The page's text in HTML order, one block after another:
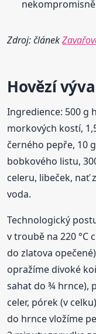
Zdroj: článek
Hovězí
Ingredience: 500 g
morkových kostí,
černého pepře, 10
bobkového listu,
celeru, libeček, nať
voda.
Technologický
v troubě na 220 °C
do zlatova
opražíme divoké
sahat do ¾ hrnce),
celer, pórek (v
do hrnce vložíme